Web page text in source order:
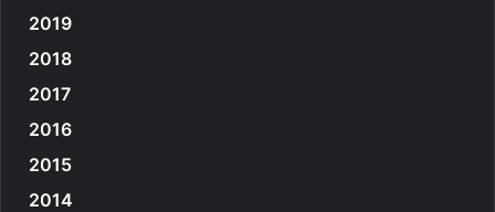
2019
2018
2017
2016
2015
2014